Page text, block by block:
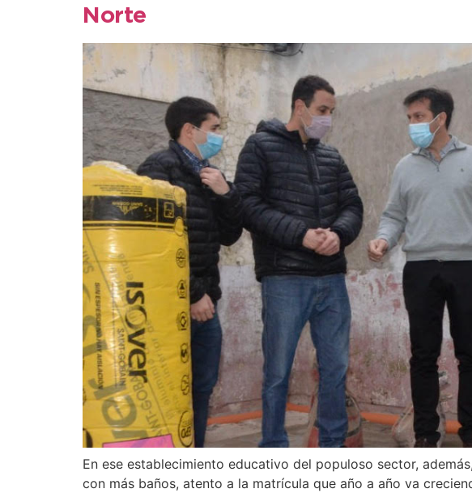
Norte
En ese establecimiento educativo del populoso sector,
con más baños, atento a la matrícula que año a año va